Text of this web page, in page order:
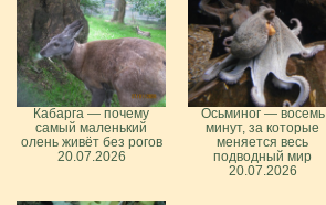
Кабарга — почему
самый маленький
олень живёт без рогов
20.07.2026
Осьминог — восемь
минут, за которые
меняется весь
подводный мир
20.07.2026